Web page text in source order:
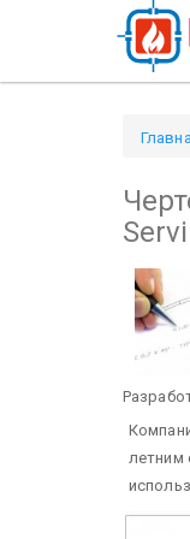
летним